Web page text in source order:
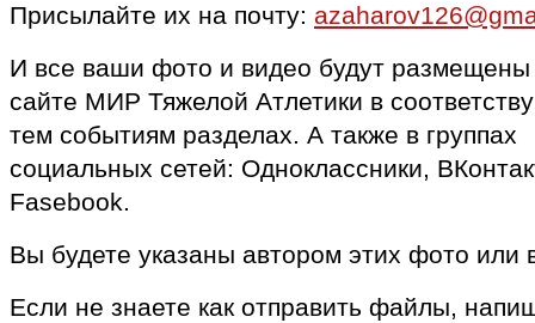
Присылайте их на почту:
И все ваши фото и видео будут размещены
сайте МИР Тяжелой Атлетики в
тем событиям разделах. А также в группах
социальных сетей: Одноклассники,
Fasebook.
Вы будете указаны автором этих фото или
Если не знаете как отправить файлы,